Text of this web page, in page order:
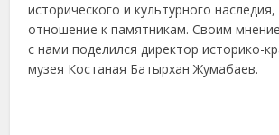
исторического и культурного
отношение к памятникам. Своим
с нами поделился директор историко-
музея Костаная Батырхан Жумабаев.